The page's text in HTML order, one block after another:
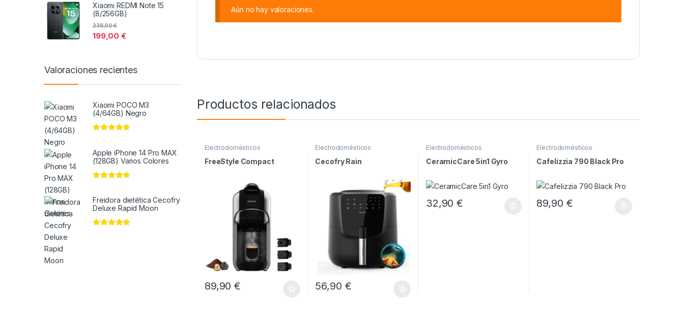
Aún no hay valoraciones.
Productos relacionados
Electrodomésticos
FreeStyle Compact
89,90€
Electrodomésticos
Cecofry Rain
56,90 €
Electrodomésticos
CeramicCare 5in1 Gyro
32,90€
Electrodomésticos
Cafelizzia 790 Black Pro
89,90 €
Xiaomi REDMI Note 15
(8/256GB)
199,00€
239,00€
Valoraciones recientes
Xiaomi POCO M3
(4/64GB) Negro
Apple iPhone 14 Pro MAX
(128GB) Varios Colores
Freidora dietética Cecofry
Deluxe Rapid Moon